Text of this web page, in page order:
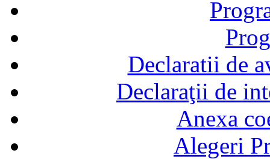
Declaratii de
Declaraţii de
Anexa
Alegeri